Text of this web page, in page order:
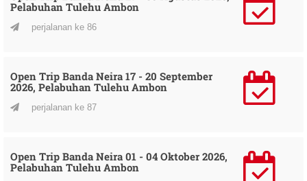
Pelabuhan Tulehu Ambon
perjalanan ke 86
Open Trip Banda Neira 17 - 20 September
2026, Pelabuhan Tulehu Ambon
perjalanan ke 87
Open Trip Banda Neira 01 - 04 Oktober 2026,
Pelabuhan Tulehu Ambon